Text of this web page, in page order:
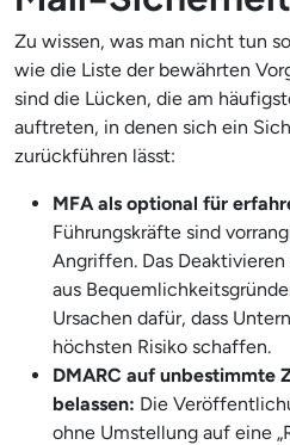
Zu wissen, was man nicht tun
wie die Liste der bewährten
sind die Lücken, die am
auftreten, in denen sich ein
zurückführen lässt:
MFA als optional für
Führungskräfte sind
Angriffen. Das
aus
Ursachen dafür, dass
höchsten Risiko schaffen.
DMARC auf unbestimmte
belassen: Die
ohne Umstellung auf eine